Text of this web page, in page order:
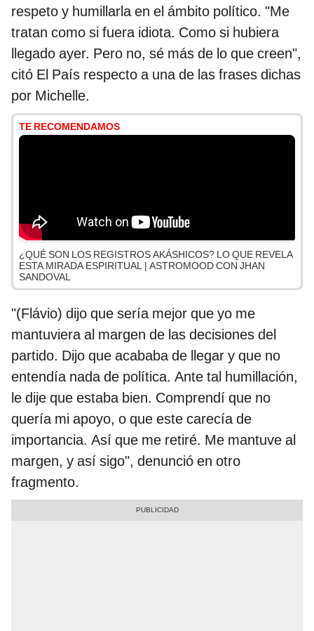
respeto y humillarla en el ámbito político. "Me
tratan como si fuera idiota. Como si hubiera
llegado ayer. Pero no, sé más de lo que creen",
citó El País respecto a una de las frases dichas
por Michelle.
TE RECOMENDAMOS
¿QUÉ SON LOS REGISTROS AKÁSHICOS? LO QUE REVELA
ESTA MIRADA ESPIRITUAL | ASTROMOOD CON JHAN
SANDOVAL
"(Flávio) dijo que sería mejor que yo me
mantuviera al margen de las decisiones del
partido. Dijo que acababa de llegar y que no
entendía nada de política. Ante tal humillación,
le dije que estaba bien. Comprendí que no
quería mi apoyo, o que este carecía de
importancia. Así que me retiré. Me mantuve al
margen, y así sigo", denunció en otro
fragmento.